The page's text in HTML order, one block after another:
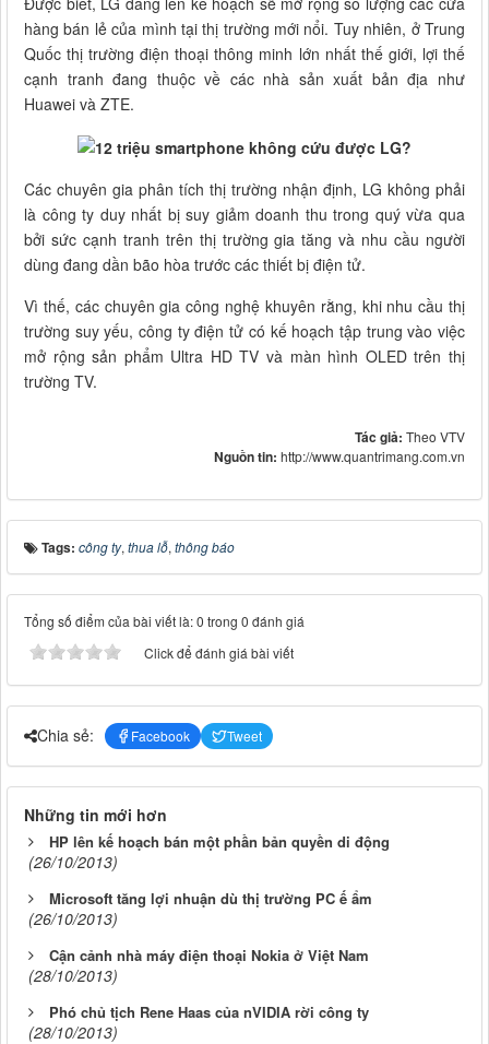
hàng bán lẻ của mình tại thị trường mới nổi. Tuy nhiên, ở Trung
Quốc thị trường điện thoại thông minh lớn nhất thế giới, lợi thế
cạnh tranh đang thuộc về các nhà sản xuất bản địa như
Huawei và ZTE.
Các chuyên gia phân tích thị trường nhận định, LG không phải
là công ty duy nhất bị suy giảm doanh thu trong quý vừa qua
bởi sức cạnh tranh trên thị trường gia tăng và nhu cầu người
dùng đang dần bão hòa trước các thiết bị điện tử.
Vì thế, các chuyên gia công nghệ khuyên rằng, khi nhu cầu thị
trường suy yếu, công ty điện tử có kế hoạch tập trung vào việc
mở rộng sản phẩm Ultra HD TV và màn hình OLED trên thị
trường TV.
Tác giả: Theo VTV
Nguồn tin: http://www.quantrimang.com.vn
Tags: công ty, thua lỗ, thông báo
Tổng số điểm của bài viết là: 0 trong 0 đánh giá
Click để đánh giá bài viết
Chia sẻ: Facebook Tweet
Những tin mới hơn
HP lên kế hoạch bán một phần bản quyền di động
(26/10/2013)
Microsoft tăng lợi nhuận dù thị trường PC ế ẩm
(26/10/2013)
Cận cảnh nhà máy điện thoại Nokia ở Việt Nam
(28/10/2013)
Phó chủ tịch Rene Haas của nVIDIA rời công ty
(28/10/2013)